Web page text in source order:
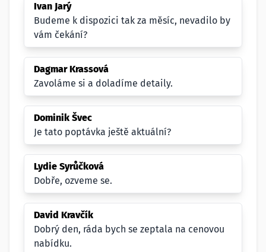
Ivan Jarý
Budeme k dispozici tak za měsíc, nevadilo by
vám čekání?
Dagmar Krassová
Zavoláme si a doladíme detaily.
Dominik Švec
Je tato poptávka ještě aktuální?
Lydie Syrůčková
Dobře, ozveme se.
David Kravčík
Dobrý den, ráda bych se zeptala na cenovou
nabídku.